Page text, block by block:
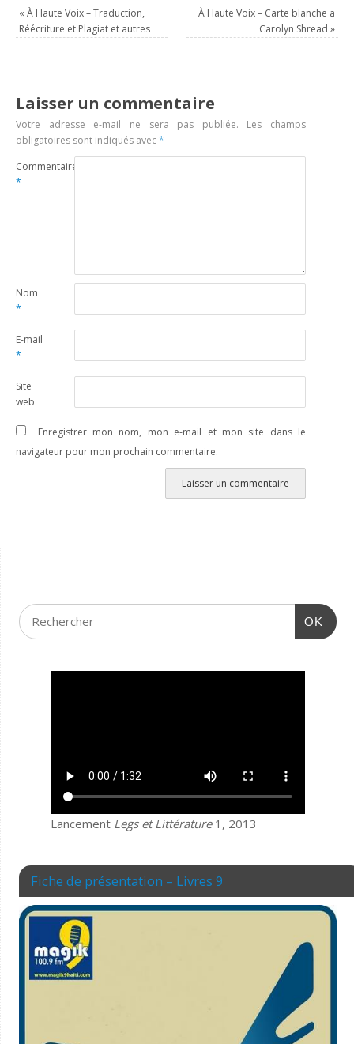
« À Haute Voix – Traduction,
Réécriture et Plagiat et autres
À Haute Voix – Carte blanche a
Carolyn Shread »
Laisser un commentaire
Votre adresse e-mail ne sera pas publiée.
Les champs
obligatoires sont indiqués avec*
Commentaire
*
Nom
*
E-mail
*
Site
web
Enregistrer mon nom, mon e-mail et mon site dans le
navigateur pour mon prochain commentaire.
OK
Lancement Legs et Littérature1, 2013
Fiche de présentation – Livres 9